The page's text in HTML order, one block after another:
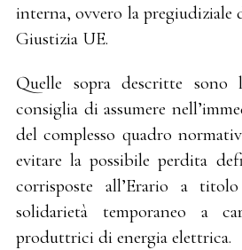
interna, ovvero la pregiudiziale
Giustizia UE.
Quelle sopra descritte
consiglia di assumere
del complesso quadro
evitare la possibile perdita
corrisposte all’Erario a
solidarietà temporaneo a
produttrici di energia elettrica.